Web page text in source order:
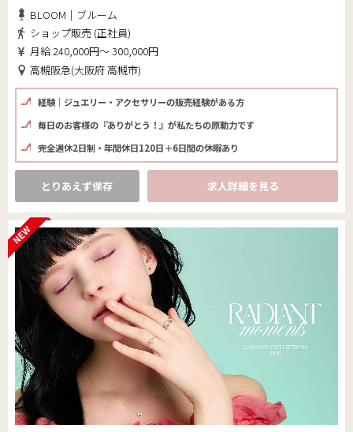
BLOOM｜ブルーム
ショップ販売 (正社員)
月給 240,000円～ 300,000円
高槻阪急(大阪府 高槻市)
経験｜ジュエリー・アクセサリーの販売経験がある方
毎日のお客様の『ありがとう！』が私たちの原動力です
完全週休2日制・年間休日120日＋6日間の休暇あり
とりあえず保存 求人詳細を見る